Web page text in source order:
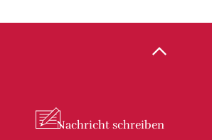
Nachricht schreiben